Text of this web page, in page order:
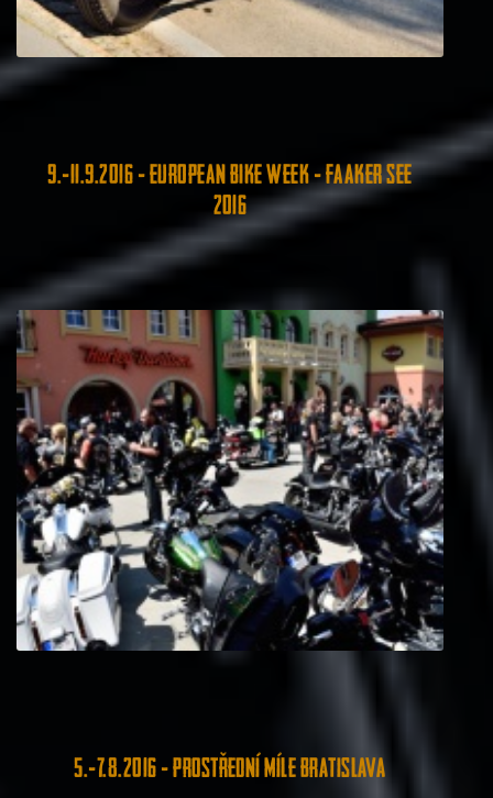
9.-11.9.2016 - EUROPEAN BIKE WEEK - FAAKER SEE
2016
5.-7.8.2016 - Prostřední míle Bratislava